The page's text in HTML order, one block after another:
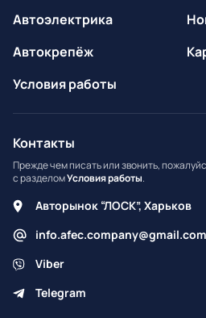
Автоэлектрика
Автокрепёж
Условия работы
Контакты
Прежде чем писать или звонить,
с разделомУсловия работы.
Авторынок “ЛОСК”, Харьков
info.afec.company@gmail.com
Viber
Telegram